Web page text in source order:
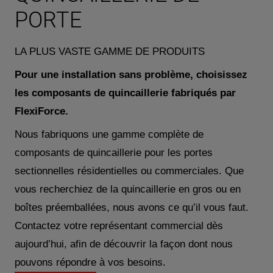
PORTE
LA PLUS VASTE GAMME DE PRODUITS
Pour une installation sans problème, choisissez
les composants de quincaillerie fabriqués par
FlexiForce.
Nous fabriquons une gamme complète de
composants de quincaillerie pour les portes
sectionnelles résidentielles ou commerciales. Que
vous recherchiez de la quincaillerie en gros ou en
boîtes préemballées, nous avons ce qu’il vous faut.
Contactez votre représentant commercial dès
aujourd’hui, afin de découvrir la façon dont nous
pouvons répondre à vos besoins.